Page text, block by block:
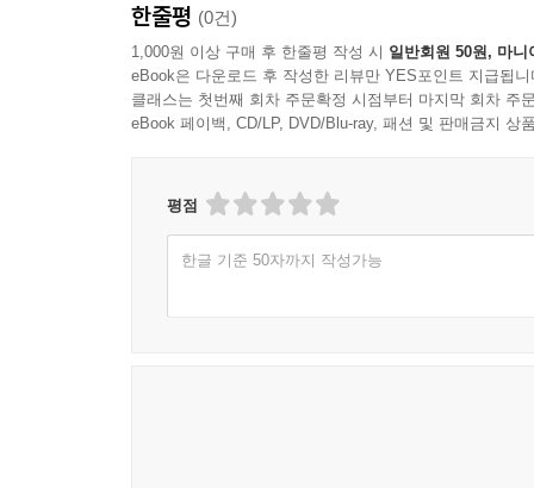
한줄평 (0건)
1,000원 이상 구매 후 한줄평 작성 시 일반회원 50원, 마니
eBook은 다운로드 후 작성한 리뷰만 YES포인트 지급됩니
클래스는 첫번째 회차 주문확정 시점부터 마지막 회차 주
eBook 페이백, CD/LP, DVD/Blu-ray, 패션 및 판매금지 상
평점
한글 기준 50자까지 작성가능